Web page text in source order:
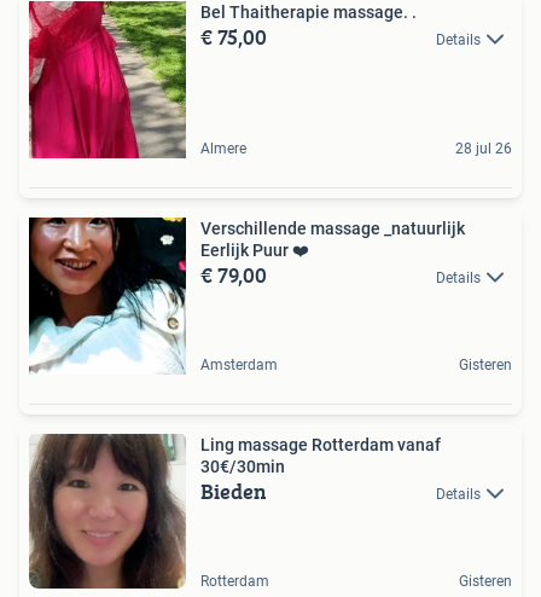
Bel Thaitherapie massage. .
€ 75,00 Details
Almere 28 jul 26
Verschillende massage _natuurlijk
Eerlijk Puur ❤️
€ 79,00 Details
Amsterdam Gisteren
Ling massage Rotterdam vanaf
30€/30min
Bieden Details
Rotterdam Gisteren